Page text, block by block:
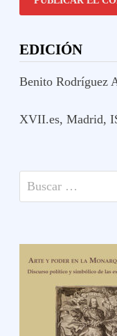
EDICIÓN
Benito Rodríguez
XVII.es, Madrid,
Buscar: